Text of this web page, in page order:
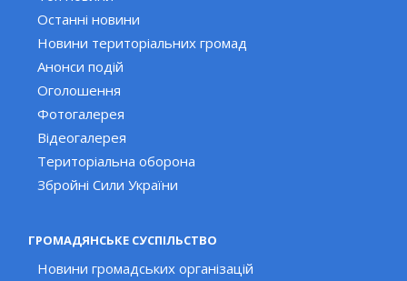
Останні новини
Новини територіальних громад
Анонси подій
Оголошення
Фотогалерея
Відеогалерея
Територіальна оборона
Збройні Сили України
ГРОМАДЯНСЬКЕ СУСПІЛЬСТВО
Новини громадських організацій